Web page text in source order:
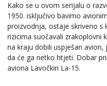
Kako se u ovom serijalu o
1950. isključivo bavimo
proizvodnja, ostaje skriveno s
rizicima suočavali zrakoplovni
na kraju dobili uspješan
da će ga netko htjeti. Dobar
aviona Lavočkin La-15.